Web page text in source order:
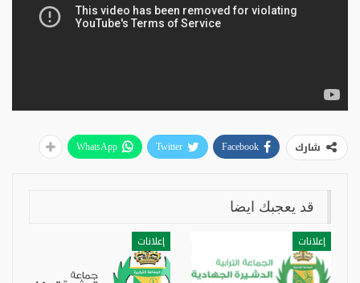
شارك Facebook
Twitter
WhatsApp
قد يعجبك ايضا
إعلانات إعلانات